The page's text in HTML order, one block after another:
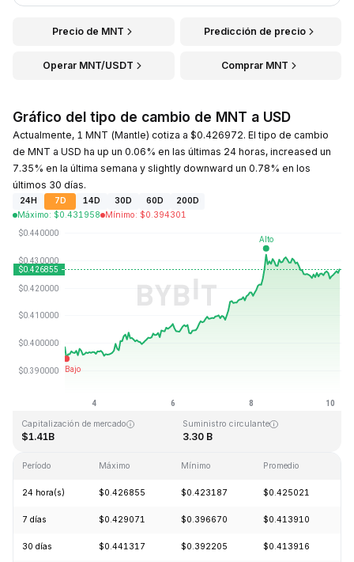
Precio de MNT Predicción de precio
Operar MNT/USDT Comprar MNT
Gráfico del tipo de cambio de MNT a USD
Actualmente, 1 MNT (Mantle) cotiza a $0.426972. El tipo de cambio
de MNT a USD ha up un 0.06% en las últimas 24 horas, increased un
7.35% en la última semana y slightly downward un 0.78% en los
últimos 30 días.
24H 7D 14D 30D 60D
200D
Máximo: $0.431958 Mínimo: $0.394301
Última actualización: 2026-08-10, 05:47 GMT+0
Capitalización de mercado
$1.41B
Suministro circulante
3.30 B
Período Máximo Mínimo Promedio
24 hora(s) $0.426855 $0.423187 $0.425021
7 días $0.429071 $0.396670 $0.413910
30 días $0.441317 $0.392205 $0.413916